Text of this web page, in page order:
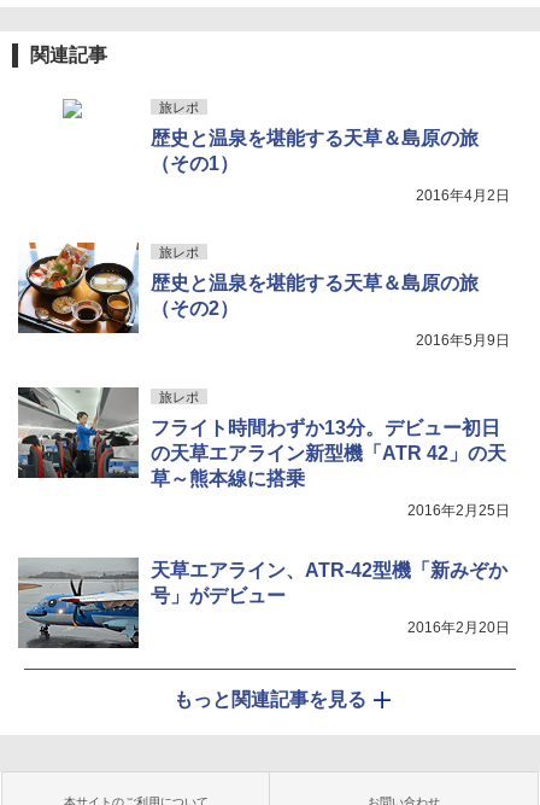
関連記事
旅レポ
歴史と温泉を堪能する天草＆島原の旅
（その1）
2016年4月2日
旅レポ
歴史と温泉を堪能する天草＆島原の旅
（その2）
2016年5月9日
旅レポ
フライト時間わずか13分。デビュー初日
の天草エアライン新型機「ATR 42」の天
草～熊本線に搭乗
2016年2月25日
天草エアライン、ATR-42型機「新みぞか
号」がデビュー
2016年2月20日
もっと関連記事を見る
本サイトのご利用について お問い合わせ